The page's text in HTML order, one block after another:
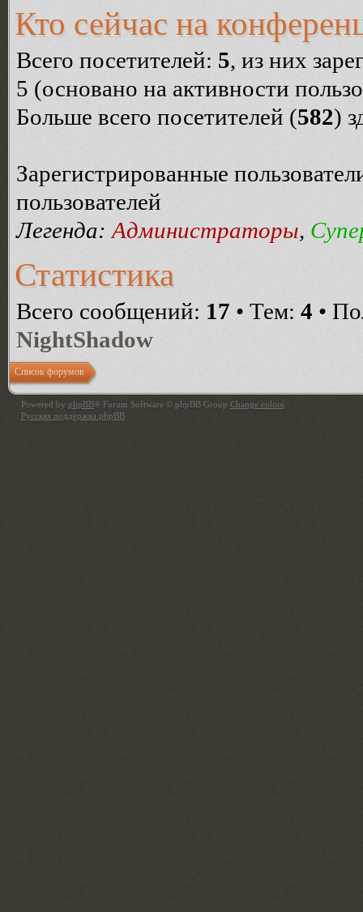
Кто сейчас на
Всего посетителей: 5, из них
5 (основано на активности
Больше всего посетителей (582)
Зарегистрированные
пользователей
Легенда: Администраторы,
Статистика
Всего сообщений: 17 • Тем: 4 •
NightShadow
Список форумов
Powered by phpBB® Forum Software © phpBB Group Change colors
Русская поддержка phpBB